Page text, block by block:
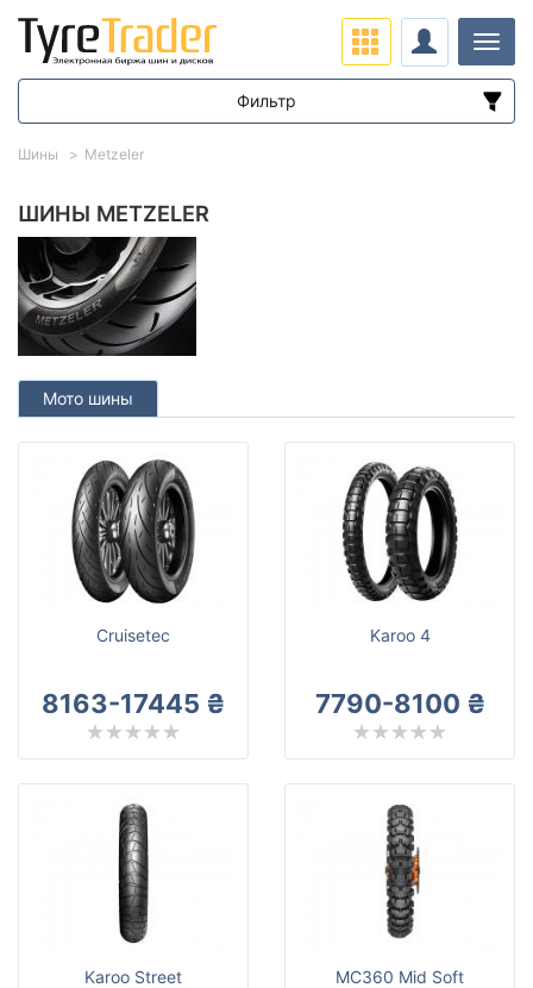
ШИНЫ METZELER
Мото шины
Cruisetec
8163-17445 ₴
Karoo 4
7790-8100 ₴
Karoo Street MC360 Mid Soft
Шины Metzeler
Фильтр
Диапазон цен
Подбор по параметрам
Сезон
Metzeler
Все бренды
Сбросить Подобрать